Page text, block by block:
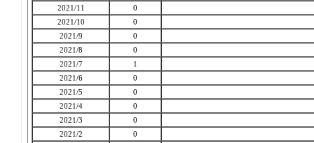
2021/11
0
2021/10
0
2021/9
0
2021/8
0
2021/7
1
2021/6
0
2021/5
0
2021/4
0
2021/3
0
2021/2
0